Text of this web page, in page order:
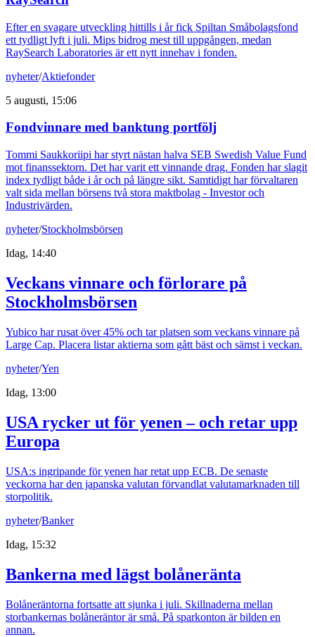
Efter en svagare utveckling hittills i år fick Spiltan Småbolagsfond
ett tydligt lyft i juli. Mips bidrog mest till uppgången, medan
RaySearch Laboratories är ett nytt innehav i fonden.
nyheter/Aktiefonder
5 augusti, 15:06
Fondvinnare med banktung portfölj
Tommi Saukkoriipi har styrt nästan halva SEB Swedish Value Fund
mot finanssektorn. Det har varit ett vinnande drag. Fonden har slagit
index tydligt både i år och på längre sikt. Samtidigt har förvaltaren
valt sida mellan börsens två stora maktbolag - Investor och
Industrivärden.
nyheter/Stockholmsbörsen
Idag, 14:40
Veckans vinnare och förlorare på
Stockholmsbörsen
Yubico har rusat över 45% och tar platsen som veckans vinnare på
Large Cap. Placera listar aktierna som gått bäst och sämst i veckan.
nyheter/Yen
Idag, 13:00
USA rycker ut för yenen – och retar upp
Europa
USA:s ingripande för yenen har retat upp ECB. De senaste
veckorna har den japanska valutan förvandlat valutamarknaden till
storpolitik.
nyheter/Banker
Idag, 15:32
Bankerna med lägst bolåneränta
Bolåneräntorna fortsatte att sjunka i juli. Skillnaderna mellan
storbankernas bolåneräntor är små. På sparkonton är bilden en
annan.